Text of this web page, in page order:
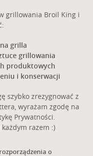
grillowania Broil King i
grilla
grillowania
produktowych
i konserwacji
szybko zrezygnować z
wyrażam zgodę na
Prywatności.
razem :)
o